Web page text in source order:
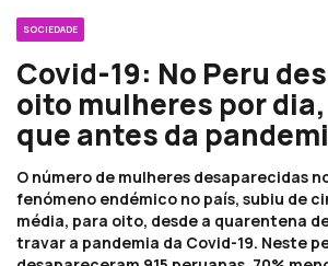
SOCIEDADE
Covid-19: No Peru
oito mulheres por
que antes da
O número de mulheres desaparecidas
fenómeno endémico no país, subiu de
média, para oito, desde a quarentena
travar a pandemia da Covid-19. Neste